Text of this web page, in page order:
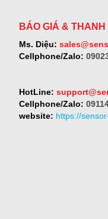
BÁO GIÁ & THANH
Ms. Diệu:
Cellphone/Zalo:
HotLine:
Cellphone/Zalo:
website: https://